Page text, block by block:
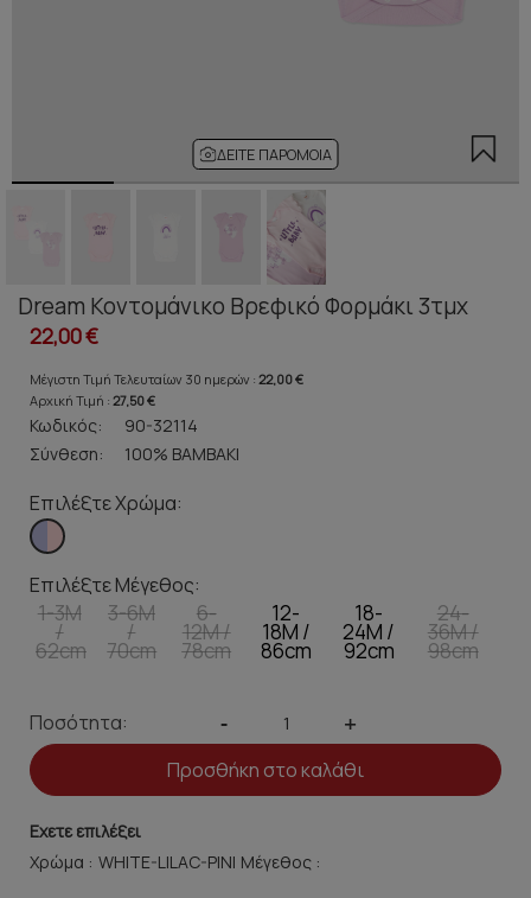
ΔΕΊΤΕ ΠΑΡΌΜΟΙΑ
Dream Κοντομάνικο Βρεφικό Φορμάκι 3τμχ
22,00 €
Μέγιστη Τιμή Τελευταίων 30 ημερών : 22,00 €
Αρχική Τιμή : 27,50 €
Κωδικός:
90-32114
Σύνθεση:
100% ΒΑΜΒΑΚΙ
Επιλέξτε Χρώμα:
Επιλέξτε Μέγεθος:
1-3M
/
62cm
3-6M
/
70cm
6-
12M /
78cm
12-
18M /
86cm
18-
24M /
92cm
24-
36M /
98cm
Ποσότητα: - +
Προσθήκη στο καλάθι
Εχετε επιλέξει
Χρώμα :
Μέγεθος :